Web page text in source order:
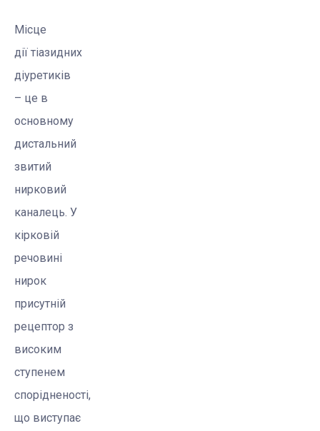
Місце
дії тіазидних
діуретиків
– це в
основному
дистальний
звитий
нирковий
каналець. У
кірковій
речовині
нирок
присутній
рецептор з
високим
ступенем
спорідненості,
що виступає